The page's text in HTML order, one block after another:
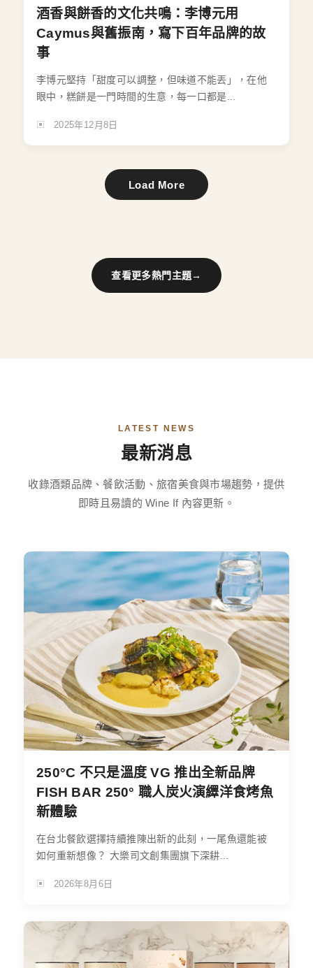
酒香與餅香的文化共鳴：李博元用
Caymus與舊振南，寫下百年品牌的故
事
李博元堅持「甜度可以調整，但味道不能丟」，在他
眼中，糕餅是一門時間的生意，每一口都是...
2025年12月8日
Load More
查看更多熱門主題→
LATEST NEWS
最新消息
收錄酒類品牌、餐飲活動、旅宿美食與市場趨勢，提供
即時且易讀的 Wine If 內容更新。
250°C 不只是溫度 VG 推出全新品牌
FISH BAR 250° 職人炭火演繹洋食烤魚
新體驗
在台北餐飲選擇持續推陳出新的此刻，一尾魚還能被
如何重新想像？ 大樂司文創集團旗下深耕...
2026年8月6日